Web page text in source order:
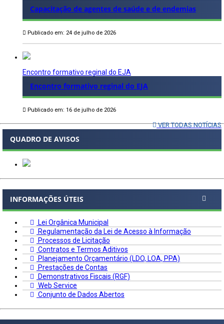
Capacitação de agentes de saúde e de endemias
Publicado em: 24 de julho de 2026
Encontro formativo reginal do EJA
Encontro formativo reginal do EJA
Publicado em: 16 de julho de 2026
VER TODAS NOTÍCIAS
QUADRO DE AVISOS
INFORMAÇÕES ÚTEIS
Lei Orgânica Municipal
Regulamentação da Lei de Acesso à Informação
Processos de Licitação
Contratos e Termos Aditivos
Planejamento Orçamentário (LDO, LOA, PPA)
Prestações de Contas
Demonstrativos Fiscais (RGF)
Web Service
Conjunto de Dados Abertos